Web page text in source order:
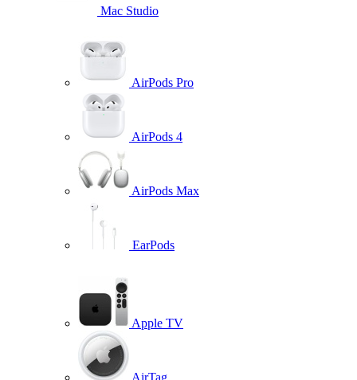
Mac Studio
AirPods Pro
AirPods 4
AirPods Max
EarPods
Apple TV